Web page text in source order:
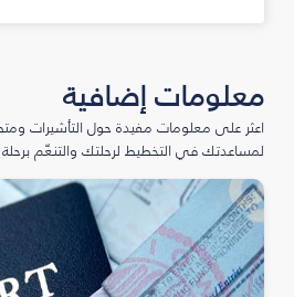
معلومات إضافية
اعثر على معلومات مفيدة حول التأشيرات
لمساعدتك في التخطيط لرحلتك والتنعّم